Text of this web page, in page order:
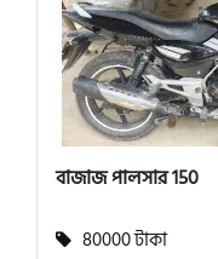
বাজাজ পালসার 150
80000 টাকা